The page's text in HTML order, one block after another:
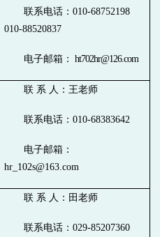
联系电话：010-68752198
010-88520837
电子邮箱： ht702hr@126.com
联 系 人：王老师
联系电话：010-68383642
电子邮箱：
hr_102s@163.com
联 系 人：田老师
联系电话：029-85207360